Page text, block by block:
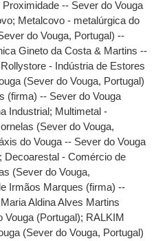
-- Sever do Vouga
; Metalcovo - metalúrgica do
do Vouga, Portugal) --
Gineto da Costa & Martins --
Rollystore - Indústria de Estores
(Sever do Vouga, Portugal)
(firma) -- Sever do Vouga
Industrial; Multimetal -
(Sever do Vouga,
do Vouga -- Sever do Vouga
; Decoarestal - Comércio de
(Sever do Vouga,
Irmãos Marques (firma) --
Maria Aldina Alves Martins
Vouga (Portugal); RALKIM
(Sever do Vouga, Portugal)